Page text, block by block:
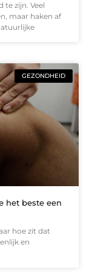
te zijn. Veel
maar haken af
GEZONDHEID
het beste een
hoe zit dat
en